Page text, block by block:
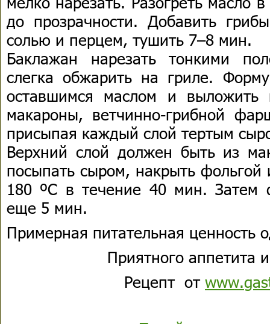
до прозрачности. Добавить
солью и перцем, тушить 7–8 мин.
Баклажан нарезать тонкими
слегка обжарить на гриле.
оставшимся маслом и
макароны, ветчинно-грибной
присыпая каждый слой тертым
Верхний слой должен быть из
посыпать сыром, накрыть фольгой
180 ºС в течение 40 мин. Затем
еще 5 мин.
Примерная питательная ценность
Приятного аппетита
Рецепт от